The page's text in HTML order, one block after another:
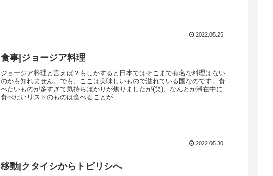
2022.05.25
食事|ジョージア料理
ジョージア料理と言えば？もしかすると日本ではそこまで有名な料理はない
のかも知れません。でも、ここは美味しいもので溢れている国なのです。食
べたいものが多すぎて気持ちばかりが焦りましたが(笑)、なんとか滞在中に
食べたいリストのものは食べることが...
2022.05.30
移動|クタイシからトビリシへ